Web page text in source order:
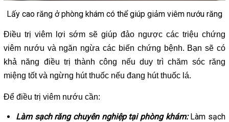
Lấy cao răng ở phòng khám có thể giúp giảm viêm nướu răng
Điều trị viêm lợi sớm sẽ giúp đảo ngược các triệu chứng
viêm nướu và ngăn ngừa các biến chứng bệnh. Bạn sẽ có
khả năng điều trị thành công nếu duy trì chăm sóc răng
miệng tốt và ngừng hút thuốc nếu đang hút thuốc lá.
Để điều trị viêm nướu cần:
Làm sạch răng chuyên nghiệp tại phòng khám:Làm sạch